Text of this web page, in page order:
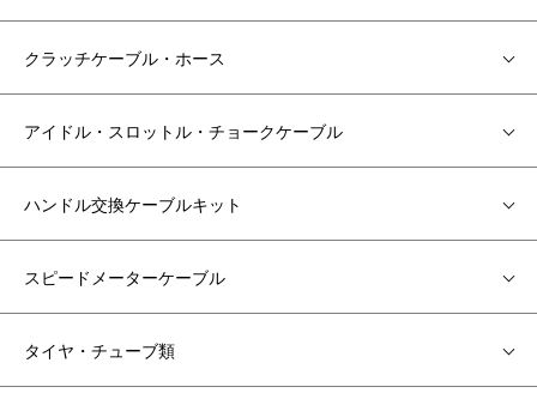
クラッチケーブル・ホース
アイドル・スロットル・チョークケーブル
ハンドル交換ケーブルキット
スピードメーターケーブル
タイヤ・チューブ類